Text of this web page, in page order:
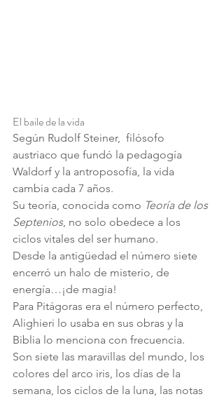
El baile de la vida
Según Rudolf Steiner,  filósofo
austriaco que fundó la pedagogía
Waldorf y la antroposofía, la vida
cambia cada 7 años.
Su teoría, conocida como Teoría de los
Septenios, no solo obedece a los
ciclos vitales del ser humano.
Desde la antigüedad el número siete
encerró un halo de misterio, de
energía…¡de magia!
Para Pitágoras era el número perfecto,
Alighieri lo usaba en sus obras y la
Biblia lo menciona con frecuencia.
Son siete las maravillas del mundo, los
colores del arco iris, los días de la
semana, los ciclos de la luna, las notas